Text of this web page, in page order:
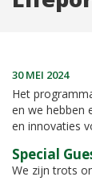
30 MEI 2024
Het
en we hebben
en innovaties
Special
We zijn trots